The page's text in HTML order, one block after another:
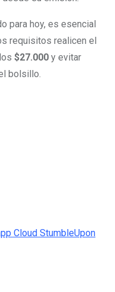
para hoy, es esencial
requisitos realicen el
$27.000 y evitar
bolsillo.
Cloud StumbleUpon